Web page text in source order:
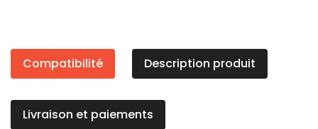
Compatibilité Description produit
Livraison et paiements